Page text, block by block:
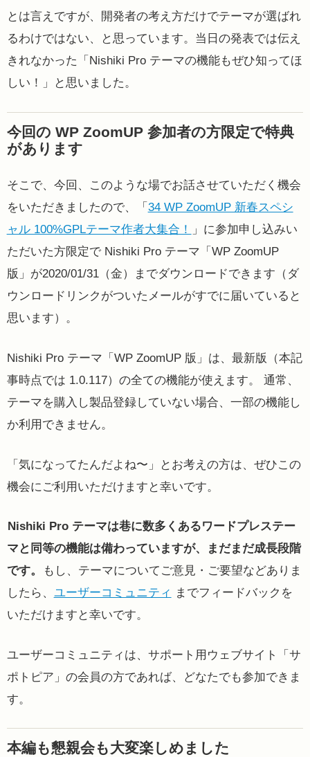
とは言えですが、開発者の考え方だけでテーマが選ばれ
るわけではない、と思っています。当日の発表では伝え
きれなかった「Nishiki Pro テーマの機能もぜひ知ってほ
しい！」と思いました。
今回の WP ZoomUP 参加者の方限定で特典
があります
そこで、今回、このような場でお話させていただく機会
をいただきましたので、「 34 WP ZoomUP 新春スペシ
ャル 100%GPLテーマ作者大集合！
」に参加申し込みい
ただいた方限定で Nishiki Pro テーマ「WP ZoomUP
版」が2020/01/31（金）までダウンロードできます（ダ
ウンロードリンクがついたメールがすでに届いていると
思います）。
Nishiki Pro テーマ「WP ZoomUP 版」は、最新版（本記
事時点では 1.0.117）の全ての機能が使えます。 通常、
テーマを購入し製品登録していない場合、一部の機能し
か利用できません。
「気になってたんだよね〜」とお考えの方は、ぜひこの
機会にご利用いただけますと幸いです。
Nishiki Pro テーマは巷に数多くあるワードプレステー
マと同等の機能は備わっていますが、まだまだ成長段階
です。
もし、テーマについてご意見・ご要望などありま
したら、 ユーザーコミュニティ までフィードバックを
いただけますと幸いです。
ユーザーコミュニティは、サポート用ウェブサイト「サ
ポトピア」の会員の方であれば、どなたでも参加できま
す。
本編も懇親会も大変楽しめました